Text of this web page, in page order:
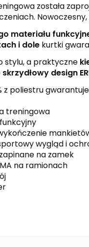
została
materiału
i dole kurtki
stylu, a praktyczne
skrzydłowy design
z poliestru
treningowa
wygląd i
na zamek
na ramionach